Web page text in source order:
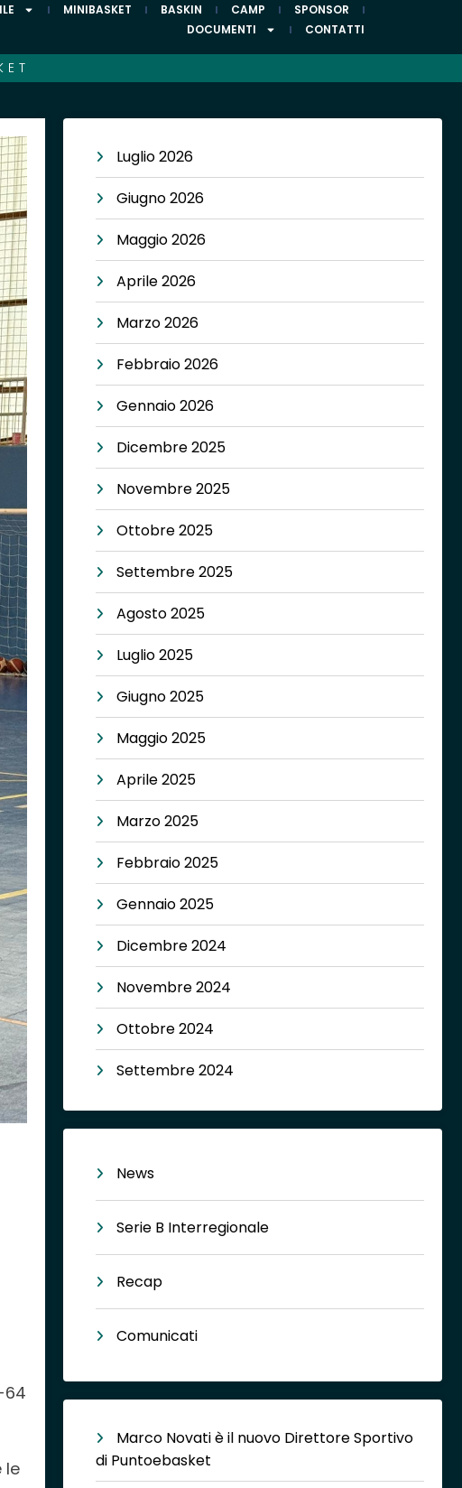
MINIBASKET BASKIN CAMP
SPONSOR
DOCUMENTI
CONTATTI
64
le
Luglio 2026
Giugno 2026
Maggio 2026
Aprile 2026
Marzo 2026
Febbraio 2026
Gennaio 2026
Dicembre 2025
Novembre 2025
Ottobre 2025
Settembre 2025
Agosto 2025
Luglio 2025
Giugno 2025
Maggio 2025
Aprile 2025
Marzo 2025
Febbraio 2025
Gennaio 2025
Dicembre 2024
Novembre 2024
Ottobre 2024
Settembre 2024
News
Serie B Interregionale
Recap
Comunicati
Marco Novati è il nuovo Direttore Sportivo
di Puntoebasket